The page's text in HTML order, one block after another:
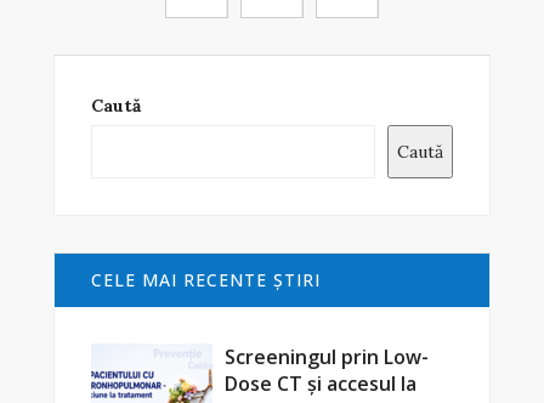
Caută
Caută
CELE MAI RECENTE ŞTIRI
Screeningul prin Low-
Dose CT și accesul la